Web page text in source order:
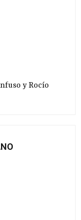
y Rocío